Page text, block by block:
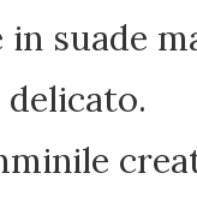
in suade